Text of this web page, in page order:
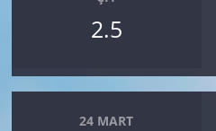
2.5
24 MART